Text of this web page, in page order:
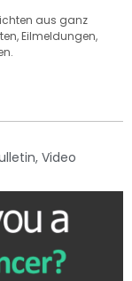
aus ganz
Eilmeldungen,
, Video